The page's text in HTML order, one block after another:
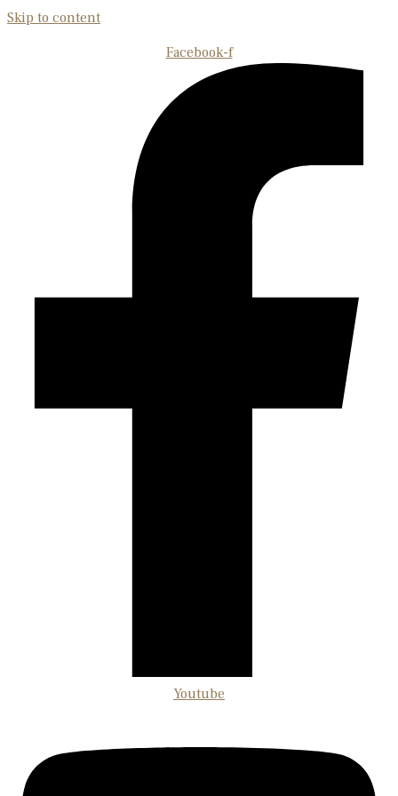
Skip to content
Facebook-f
Youtube